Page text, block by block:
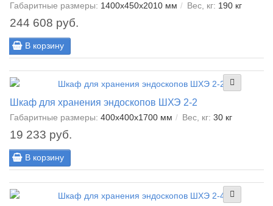
Габаритные размеры: 1400х450х2010 мм Вес, кг: 190 кг
244 608 руб.
В корзину
Шкаф для хранения эндоскопов ШХЭ 2-2
Габаритные размеры: 400х400х1700 мм Вес, кг: 30 кг
19 233 руб.
В корзину